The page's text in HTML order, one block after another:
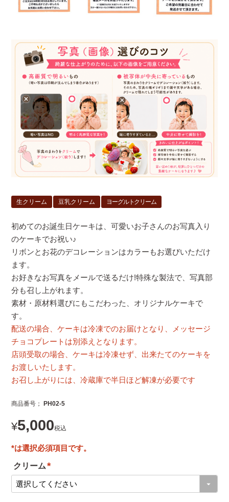
生クリーム 豆乳クリーム ヨーグルトクリーム
初めてのお誕生日ケーキは、可愛いお子さんのお写真入り
のケーキでお祝い♪
リボンとお花のデコレーションはカラーもお選びいただけ
ます。
お好きなお写真をメールで送るだけ!特殊な製法で、写真部
分も召し上がれます。
素材・原材料選びにもこだわった、オリジナルケーキで
す。
配送の場合、ケーキは冷凍でのお届けとなり、メッセージ
チョコプレートは別添えとなります。
店頭受取の場合、ケーキは冷凍せず、出来たてのケーキを
お渡しいたします。
お召し上がりには、冷蔵庫で半日ほど解凍が必要です
商品番号 PH02-5
¥5,000税込
クリーム
(
必